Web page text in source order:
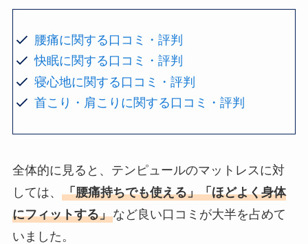
腰痛に関する口コミ・評判
快眠に関する口コミ・評判
寝心地に関する口コミ・評判
首こり・肩こりに関する口コミ・評判
全体的に見ると、テンピュールのマットレスに対
しては、 「腰痛持ちでも使える」「ほどよく身体
にフィットする」など良い口コミが大半を占めて
いました。